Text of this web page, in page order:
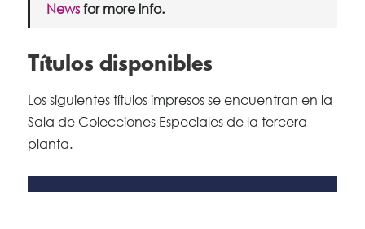
Newsfor more info.
Títulos disponibles
Los siguientes títulos impresos se encuentran en la
Sala de Colecciones Especiales de la tercera
planta.